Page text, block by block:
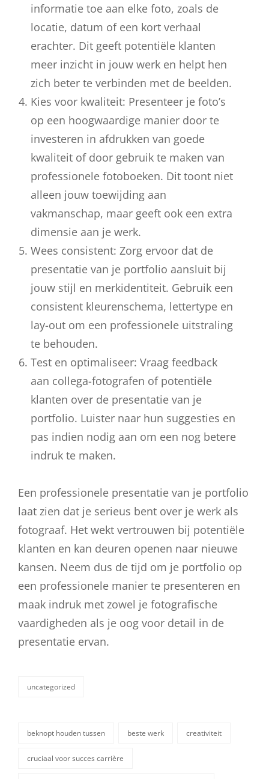
informatie toe aan elke foto, zoals de
locatie, datum of een kort verhaal
erachter. Dit geeft potentiële klanten
meer inzicht in jouw werk en helpt hen
zich beter te verbinden met de beelden.
Kies voor kwaliteit: Presenteer je foto’s
op een hoogwaardige manier door te
investeren in afdrukken van goede
kwaliteit of door gebruik te maken van
professionele fotoboeken. Dit toont niet
alleen jouw toewijding aan
vakmanschap, maar geeft ook een extra
dimensie aan je werk.
Wees consistent: Zorg ervoor dat de
presentatie van je portfolio aansluit bij
jouw stijl en merkidentiteit. Gebruik een
consistent kleurenschema, lettertype en
lay-out om een professionele uitstraling
te behouden.
Test en optimaliseer: Vraag feedback
aan collega-fotografen of potentiële
klanten over de presentatie van je
portfolio. Luister naar hun suggesties en
pas indien nodig aan om een nog betere
indruk te maken.
Een professionele presentatie van je portfolio
laat zien dat je serieus bent over je werk als
fotograaf. Het wekt vertrouwen bij potentiële
klanten en kan deuren openen naar nieuwe
kansen. Neem dus de tijd om je portfolio op
een professionele manier te presenteren en
maak indruk met zowel je fotografische
vaardigheden als je oog voor detail in de
presentatie ervan.
categorieën
uncategorized
beknopt houden tussen beste werk creativiteit
cruciaal voor succes carrière